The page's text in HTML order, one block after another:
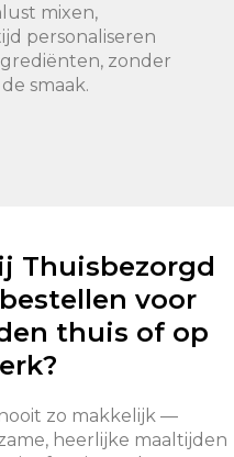
mixen,
personaliseren
zonder
smaak.
Thuisbezorgd
voor
thuis of op
zo makkelijk —
heerlijke maaltijden